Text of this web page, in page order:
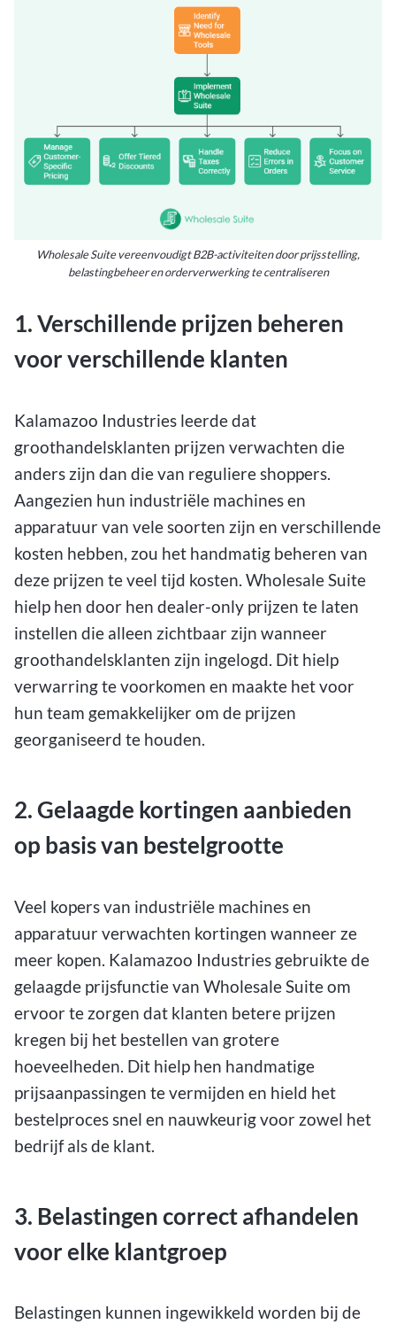
Wholesale Suite vereenvoudigt B2B-activiteiten door prijsstelling,
belastingbeheer en orderverwerking te centraliseren
1. Verschillende prijzen beheren
voor verschillende klanten
Kalamazoo Industries leerde dat
groothandelsklanten prijzen verwachten die
anders zijn dan die van reguliere shoppers.
Aangezien hun industriële machines en
apparatuur van vele soorten zijn en verschillende
kosten hebben, zou het handmatig beheren van
deze prijzen te veel tijd kosten. Wholesale Suite
hielp hen door hen dealer-only prijzen te laten
instellen die alleen zichtbaar zijn wanneer
groothandelsklanten zijn ingelogd. Dit hielp
verwarring te voorkomen en maakte het voor
hun team gemakkelijker om de prijzen
georganiseerd te houden.
2. Gelaagde kortingen aanbieden
op basis van bestelgrootte
Veel kopers van industriële machines en
apparatuur verwachten kortingen wanneer ze
meer kopen. Kalamazoo Industries gebruikte de
gelaagde prijsfunctie van Wholesale Suite om
ervoor te zorgen dat klanten betere prijzen
kregen bij het bestellen van grotere
hoeveelheden. Dit hielp hen handmatige
prijsaanpassingen te vermijden en hield het
bestelproces snel en nauwkeurig voor zowel het
bedrijf als de klant.
3. Belastingen correct afhandelen
voor elke klantgroep
Belastingen kunnen ingewikkeld worden bij de